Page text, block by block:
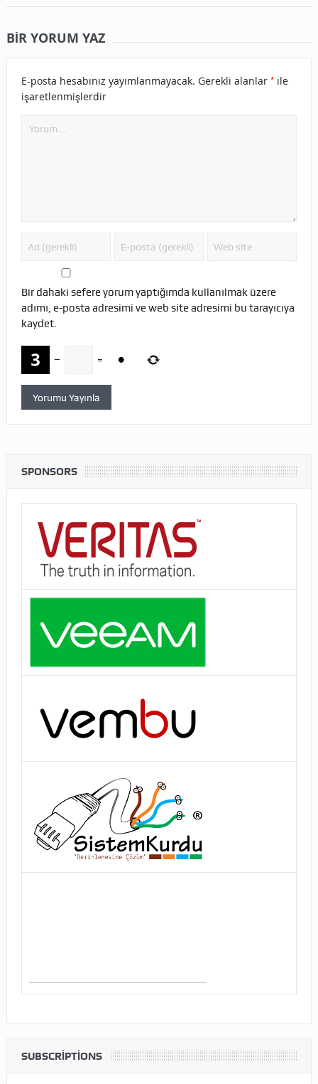
BIR YORUM YAZ
E-posta hesabınız yayımlanmayacak. Gerekli alanlar *ile
işaretlenmişlerdir
Bir dahaki sefere yorum yaptığımda kullanılmak üzere
adımı, e-posta adresimi ve web site adresimi bu tarayıcıya
kaydet.
− =
SPONSORS
SUBSCRIPTIONS